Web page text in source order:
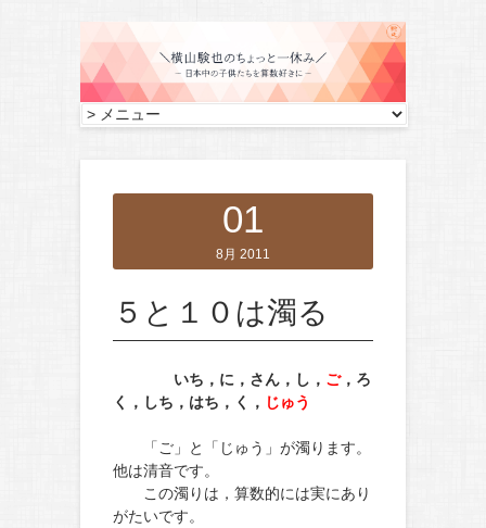
01
8月 2011
５と１０は濁る
いち，に，さん，し， ご，ろ
く，しち，はち，く， じゅう
「ご」と「じゅう」が濁ります。
他は清音です。
この濁りは，算数的には実にあり
がたいです。